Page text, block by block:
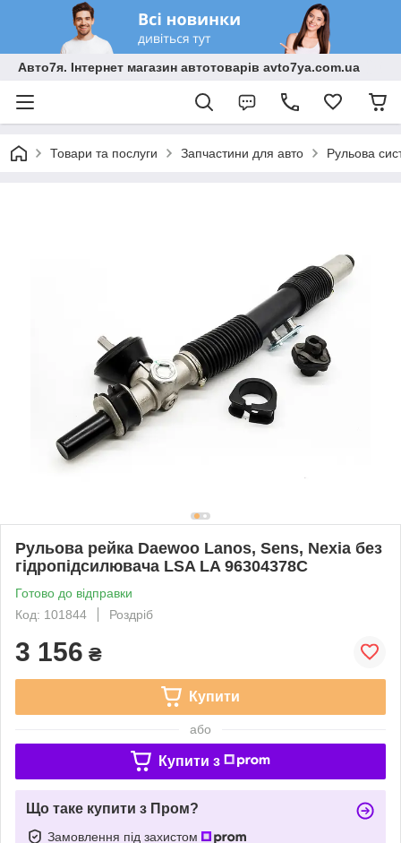
Авто7я. Інтернет магазин автотоварів avto7ya.com.ua
Товари та послуги Запчастини для авто Рульова
Рульова рейка Daewoo Lanos, Sens, Nexia без
гідропідсилювача LSA LA 96304378C
Готово до відправки
Код: 101844
Роздріб
3 156 ₴
Купити
або
Купити з
Що таке купити з Пром?
Замовлення під захистом